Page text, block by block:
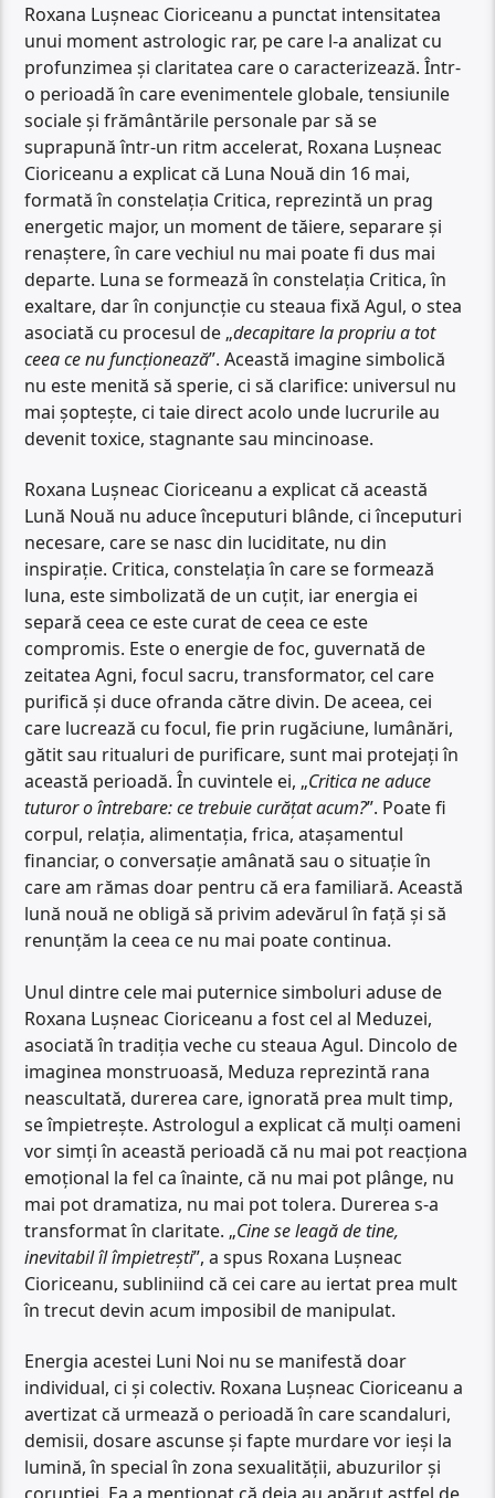
Roxana Lușneac Cioriceanu a punctat intensitatea
unui moment astrologic rar, pe care l-a analizat cu
profunzimea și claritatea care o caracterizează. Într-
o perioadă în care evenimentele globale, tensiunile
sociale și frământările personale par să se
suprapună într-un ritm accelerat, Roxana Lușneac
Cioriceanu a explicat că Luna Nouă din 16 mai,
formată în constelația Critica, reprezintă un prag
energetic major, un moment de tăiere, separare și
renaștere, în care vechiul nu mai poate fi dus mai
departe. Luna se formează în constelația Critica, în
exaltare, dar în conjuncție cu steaua fixă Agul, o stea
asociată cu procesul de „decapitare la propriu a tot
ceea ce nu funcționează”. Această imagine simbolică
nu este menită să sperie, ci să clarifice: universul nu
mai șoptește, ci taie direct acolo unde lucrurile au
devenit toxice, stagnante sau mincinoase.
Roxana Lușneac Cioriceanu a explicat că această
Lună Nouă nu aduce începuturi blânde, ci începuturi
necesare, care se nasc din luciditate, nu din
inspirație. Critica, constelația în care se formează
luna, este simbolizată de un cuțit, iar energia ei
separă ceea ce este curat de ceea ce este
compromis. Este o energie de foc, guvernată de
zeitatea Agni, focul sacru, transformator, cel care
purifică și duce ofranda către divin. De aceea, cei
care lucrează cu focul, fie prin rugăciune, lumânări,
gătit sau ritualuri de purificare, sunt mai protejați în
această perioadă. În cuvintele ei, „Critica ne aduce
tuturor o întrebare: ce trebuie curățat acum?”. Poate fi
corpul, relația, alimentația, frica, atașamentul
financiar, o conversație amânată sau o situație în
care am rămas doar pentru că era familiară. Această
lună nouă ne obligă să privim adevărul în față și să
renunțăm la ceea ce nu mai poate continua.
Unul dintre cele mai puternice simboluri aduse de
Roxana Lușneac Cioriceanu a fost cel al Meduzei,
asociată în tradiția veche cu steaua Agul. Dincolo de
imaginea monstruoasă, Meduza reprezintă rana
neascultată, durerea care, ignorată prea mult timp,
se împietrește. Astrologul a explicat că mulți oameni
vor simți în această perioadă că nu mai pot reacționa
emoțional la fel ca înainte, că nu mai pot plânge, nu
mai pot dramatiza, nu mai pot tolera. Durerea s-a
transformat în claritate. „Cine se leagă de tine,
inevitabil îl împietrești”, a spus Roxana Lușneac
Cioriceanu, subliniind că cei care au iertat prea mult
în trecut devin acum imposibil de manipulat.
Energia acestei Luni Noi nu se manifestă doar
individual, ci și colectiv. Roxana Lușneac Cioriceanu a
avertizat că urmează o perioadă în care scandaluri,
demisii, dosare ascunse și fapte murdare vor ieși la
lumină, în special în zona sexualității, abuzurilor și